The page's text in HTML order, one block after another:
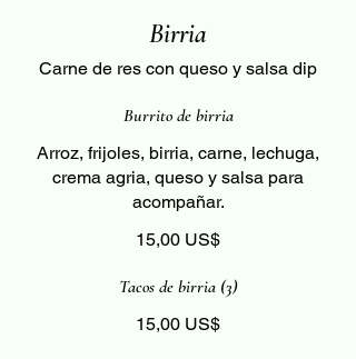
Birria
Carne de res con queso y salsa dip
Burrito de birria
Arroz, frijoles, birria, carne, lechuga,
crema agria, queso y salsa para
acompañar.
15,00 US$
Tacos de birria (3)
15,00 US$